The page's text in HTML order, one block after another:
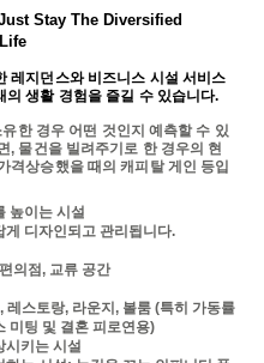
Stay The Diversified
레지던스와 비즈니스 시설 서비스
의 생활 경험을 즐길 수 있습니다.
한 경우 어떤 것인지 예측할 수 있
, 물건을 빌려주기로 한 경우의 현
격상승했을 때의 캐피탈 게인 등입
높이는 시설
게 디자인되고 관리됩니다.
의점, 교류 공간
레스토랑, 라운지, 볼룸 (특히 가동률
미팅 및 결혼 피로연용)
시키는 시설